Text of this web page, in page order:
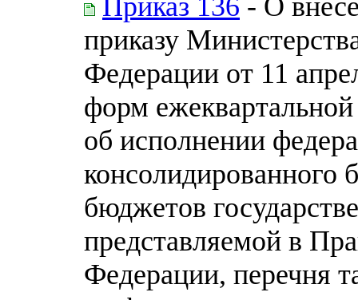
приказу
Федерации от 11
форм
об исполнении
консолидированного
бюджетов
представляемой в
Федерации, перечня